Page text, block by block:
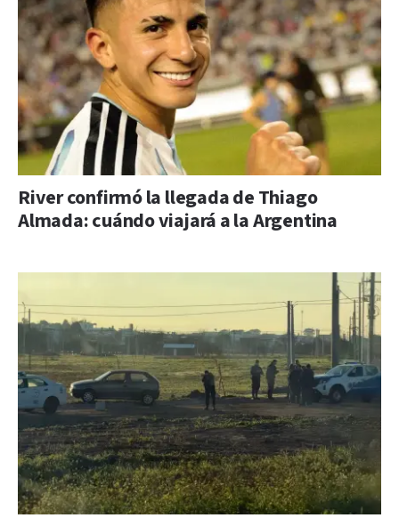
River confirmó la llegada de Thiago
Almada: cuándo viajará a la Argentina